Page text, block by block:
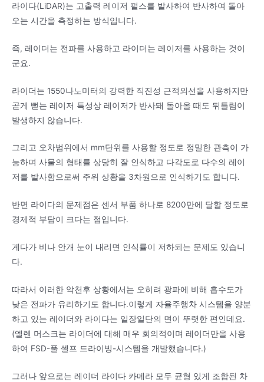
라이다(LiDAR)는 고출력 레이저 펄스를 발사하여 반사하여 돌아
오는 시간을 측정하는 방식입니다.
즉, 레이더는 전파를 사용하고 라이더는 레이저를 사용하는 것이
군요.
라이더는 1550나노미터의 강력한 직진성 근적외선을 사용하지만
곧게 뻗는 레이저 특성상 레이저가 반사돼 돌아올 때도 뒤틀림이
발생하지 않습니다.
그리고 오차범위에서 mm단위를 사용할 정도로 정밀한 관측이 가
능하며 사물의 형태를 상당히 잘 인식하고 다각도로 다수의 레이
저를 발사함으로써 주위 상황을 3차원으로 인식하기도 합니다.
반면 라이다의 문제점은 센서 부품 하나로 8200만에 달할 정도로
경제적 부담이 크다는 점입니다.
게다가 비나 안개 눈이 내리면 인식률이 저하되는 문제도 있습니
다.
따라서 이러한 악천후 상황에서는 오히려 광파에 비해 흡수도가
낮은 전파가 유리하기도 합니다.이렇게 자율주행차 시스템을 양분
하고 있는 레이더와 라이다는 일장일단의 면이 뚜렷한 편인데요.
(엘렌 머스크는 라이더에 대해 매우 회의적이며 레이더만을 사용
하여 FSD-풀 셀프 드라이빙-시스템을 개발했습니다.)
그러나 앞으로는 레이더 라이다 카메라 모두 균형 있게 조합된 차